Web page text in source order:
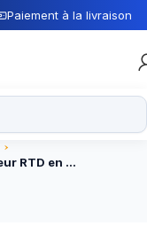
Paiement à la livraison
Capteur RTD en platine – PT100 – 2 Fils 1 métre